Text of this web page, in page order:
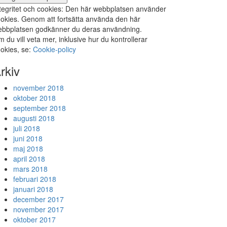
och cookies: Den här webbplatsen använder
Genom att fortsätta använda den här
godkänner du deras användning.
du vill veta mer, inklusive hur du kontrollerar
se: Cookie-policy
november 2018
oktober 2018
september 2018
augusti 2018
juli 2018
juni 2018
maj 2018
april 2018
mars 2018
februari 2018
januari 2018
december 2017
november 2017
oktober 2017